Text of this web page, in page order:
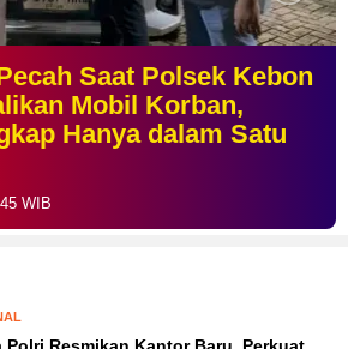
Tramadol dan
Cengkareng
Beserta 2.500 Butir
WIB